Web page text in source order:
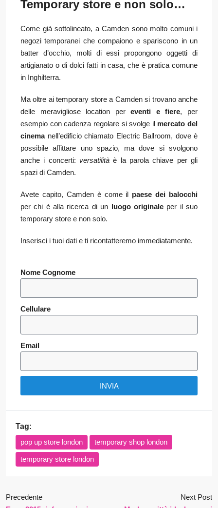
Temporary store e non solo…
Come già sottolineato, a Camden sono molto comuni i
negozi temporanei che compaiono e spariscono in un
batter d’occhio, molti di essi propongono oggetti di
artigianato o di dolci fatti in casa, che è pratica comune
in Inghilterra.
Ma oltre ai temporary store a Camden si trovano anche
delle meravigliose location pereventi e fiere, per
esempio con cadenza regolare si svolge il mercato del
cinemanell’edificio chiamato Electric Ballroom, dove è
possibile affittare uno spazio, ma dove si svolgono
anche i concerti: versatilità è la parola chiave per gli
spazi di Camden.
Avete capito, Camden è come il paese dei balocchi
per chi è alla ricerca di un luogo originaleper il suo
temporary store e non solo.
Inserisci i tuoi dati e ti ricontatteremo immediatamente.
Nome Cognome
Cellulare
Email
INVIA
Tag:
pop up store london
temporary shop london
temporary store london
Precedente
Next Post